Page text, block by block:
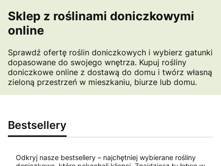
Sklep z roślinami doniczkowymi
online
Sprawdź ofertę roślin doniczkowych i wybierz gatunki
dopasowane do swojego wnętrza. Kupuj rośliny
doniczkowe online z dostawą do domu i twórz własną
zieloną przestrzeń w mieszkaniu, biurze lub domu.
Bestsellery
Odkryj nasze bestsellery – najchętniej wybierane rośliny